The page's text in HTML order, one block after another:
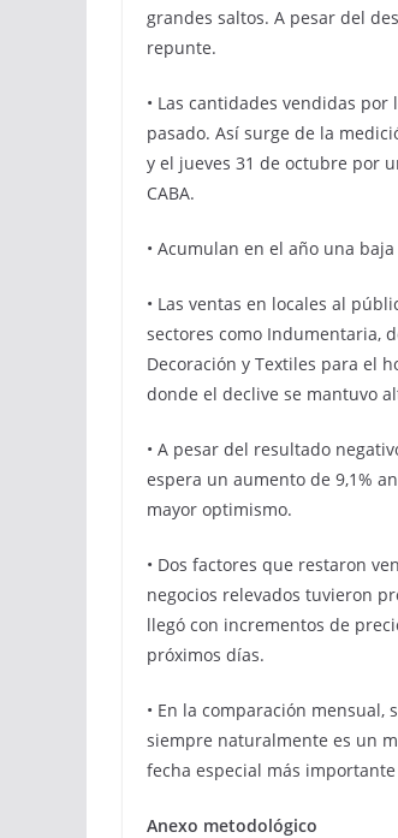
grandes saltos. A pesar del
repunte.
• Las cantidades vendidas
pasado. Así surge de la
y el jueves 31 de octubre por
CABA.
• Acumulan en el año una
• Las ventas en locales al
sectores como Indumentaria,
Decoración y Textiles para el
donde el declive se mantuvo
• A pesar del resultado
espera un aumento de 9,1%
mayor optimismo.
• Dos factores que restaron
negocios relevados tuvieron
llegó con incrementos de
próximos días.
• En la comparación
siempre naturalmente es un
fecha especial más
Anexo metodológico